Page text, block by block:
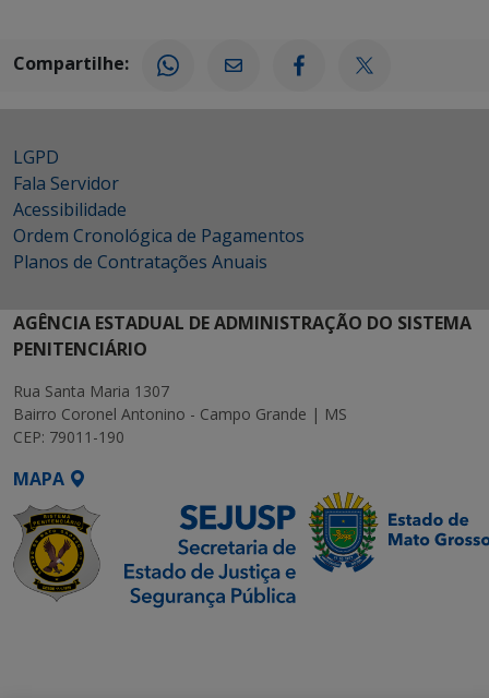
Compartilhe:
LGPD
Fala Servidor
Acessibilidade
Ordem Cronológica de Pagamentos
Planos de Contratações Anuais
AGÊNCIA ESTADUAL DE ADMINISTRAÇÃO DO SISTEMA
PENITENCIÁRIO
Rua Santa Maria 1307
Bairro Coronel Antonino - Campo Grande | MS
CEP: 79011-190
MAPA